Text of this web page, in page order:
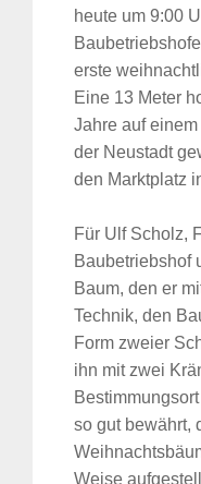
heute um 9:00
erste
Eine 13 Meter
Jahre auf
der Neustadt
den Marktplatz
Für Ulf Scholz,
Baubetriebshof
Baum, den er
Technik, den
Form zweier
ihn mit zwei
so gut bewährt,
Weise